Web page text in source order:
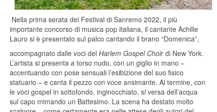
Nella prima serata del Festival di Sanremo 2022, il più
importante concorso di musica pop italiana, il cantante Achille
Lauro si è presentato sul palco cantando il brano “Domenica”,
accompagnato dalle voci del Harlem Gospel Choirdi New York.
L’artista si presenta a torso nudo, con un giglio in mano –
accentuando con pose sensuali l’esibizione del suo fisico
statuario – e canta il pezzo con voce ansimante. Al termine, con
le voci gospel in sottofondo, inginocchiato, si versa dell’acqua
sul capo mimando un Battesimo. La scena ha destato molto